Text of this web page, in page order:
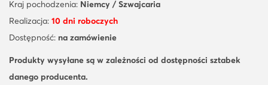
Kraj pochodzenia: Niemcy / Szwajcaria
Realizacja: 10 dni roboczych
Dostępność: na zamówienie
Produkty wysyłane są w zależności od dostępności sztabek
danego producenta.